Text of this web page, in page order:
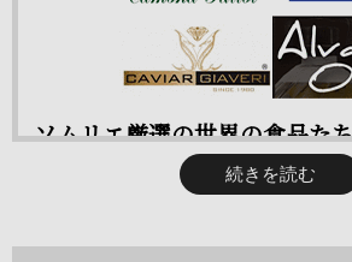
前菜・メイン料理からデザートま
なパスタスナックに仕上げました。
⇒ おつまみパスタ商品一
クセになる！やみつきナッツ！
ソムリエ厳選の世界の食品た
JSA認定ソムリエがワインに合う食品を
舌で実際に味を試し選定をしています。
続きを読む